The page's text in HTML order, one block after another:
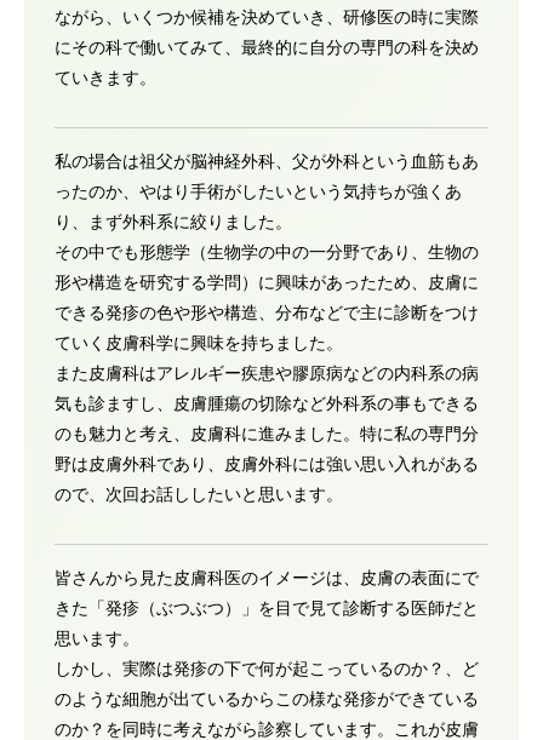
ながら、いくつか候補を決めていき、研修医の時に実際
にその科で働いてみて、最終的に自分の専門の科を決め
ていきます。
私の場合は祖父が脳神経外科、父が外科という血筋もあ
ったのか、やはり手術がしたいという気持ちが強くあ
り、まず外科系に絞りました。
その中でも形態学（生物学の中の一分野であり、生物の
形や構造を研究する学問）に興味があったため、皮膚に
できる発疹の色や形や構造、分布などで主に診断をつけ
ていく皮膚科学に興味を持ちました。
また皮膚科はアレルギー疾患や膠原病などの内科系の病
気も診ますし、皮膚腫瘍の切除など外科系の事もできる
のも魅力と考え、皮膚科に進みました。特に私の専門分
野は皮膚外科であり、皮膚外科には強い思い入れがある
ので、次回お話ししたいと思います。
皆さんから見た皮膚科医のイメージは、皮膚の表面にで
きた「発疹（ぶつぶつ）」を目で見て診断する医師だと
思います。
しかし、実際は発疹の下で何が起こっているのか？、ど
のような細胞が出ているからこの様な発疹ができている
のか？を同時に考えながら診察しています。これが皮膚